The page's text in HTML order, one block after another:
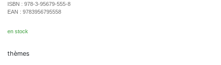
ISBN : 978-3-95679-555-8
EAN : 9783956795558
en stock
thèmes